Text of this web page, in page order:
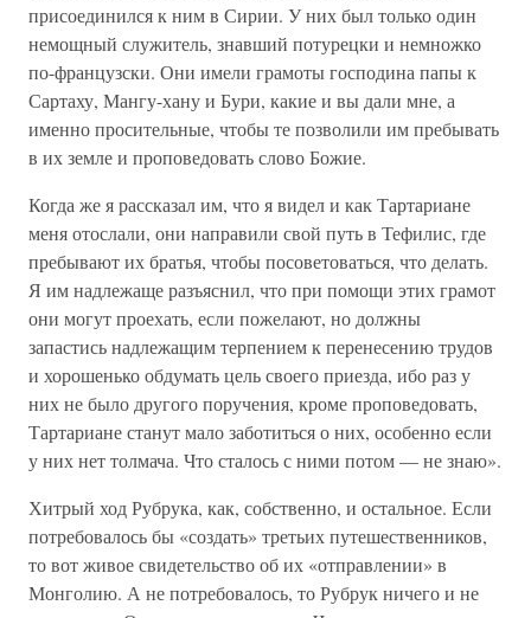
присоединился к ним в Сирии. У них был только один
немощный служитель, знавший потурецки и немножко
по-французски. Они имели грамоты господина папы к
Сартаху, Мангу-хану и Бури, какие и вы дали мне, а
именно просительные, чтобы те позволили им пребывать
в их земле и проповедовать слово Божие.
Когда же я рассказал им, что я видел и как Тартариане
меня отослали, они направили свой путь в Тефилис, где
пребывают их братья, чтобы посоветоваться, что делать.
Я им надлежаще разъяснил, что при помощи этих грамот
они могут проехать, если пожелают, но должны
запастись надлежащим терпением к перенесению трудов
и хорошенько обдумать цель своего приезда, ибо раз у
них не было другого поручения, кроме проповедовать,
Тартариане станут мало заботиться о них, особенно если
у них нет толмача. Что сталось с ними потом — не знаю».
Хитрый ход Рубрука, как, собственно, и остальное. Если
потребовалось бы «создать» третьих путешественников,
то вот живое свидетельство об их «отправлении» в
Монголию. А не потребовалось, то Рубрук ничего и не